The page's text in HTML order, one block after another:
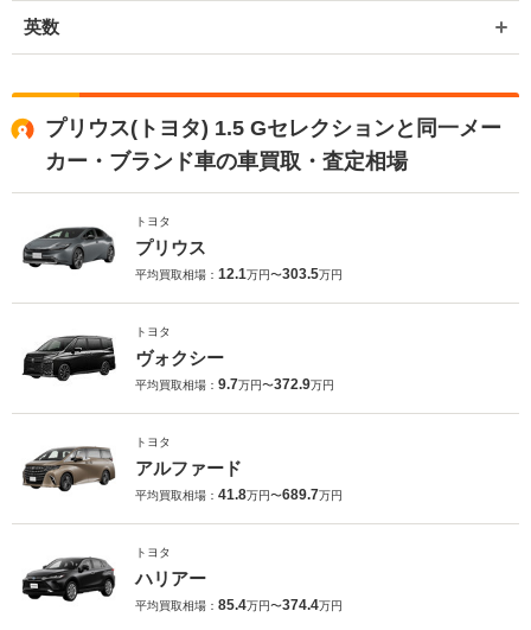
英数
プリウス(トヨタ) 1.5 Gセレクションと同一メー
カー・ブランド車の車買取・査定相場
トヨタ
プリウス
平均買取相場： 12.1万円〜303.5万円
トヨタ
ヴォクシー
平均買取相場： 9.7万円〜372.9万円
トヨタ
アルファード
平均買取相場： 41.8万円〜689.7万円
トヨタ
ハリアー
平均買取相場： 85.4万円〜374.4万円